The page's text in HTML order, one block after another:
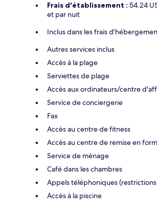
Frais d'établissement : 54.24
et par nuit
Inclus dans les frais
Autres services inclus
Accès à la plage
Serviettes de plage
Accès aux ordinateurs/centre
Service de conciergerie
Fax
Accès au centre de fitness
Accès au centre de remise en
Service de ménage
Café dans les chambres
Appels téléphoniques
Accès à la piscine